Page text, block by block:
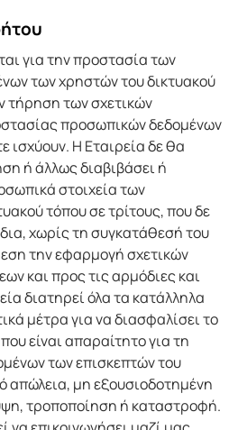
για την προστασία των
των χρηστών του δικτυακού
τήρηση των σχετικών
προσωπικών δεδομένων
ισχύουν. Η Εταιρεία δε θα
ή άλλως διαβιβάσει ή
στοιχεία των
τόπου σε τρίτους, που δε
χωρίς τη συγκατάθεσή του
την εφαρμογή σχετικών
και προς τις αρμόδιες και
διατηρεί όλα τα κατάλληλα
μέτρα για να διασφαλίσει το
είναι απαραίτητο για τη
των επισκεπτών του
απώλεια, μη εξουσιοδοτημένη
τροποποίηση ή καταστροφή.